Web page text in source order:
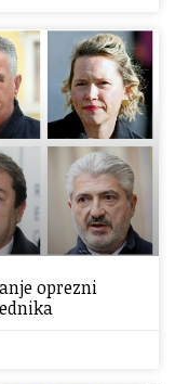
oprezni